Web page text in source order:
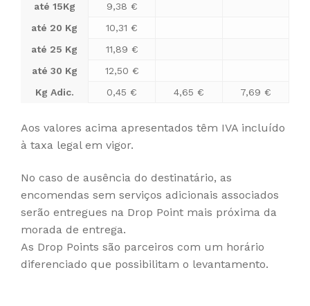
até 15Kg
9,38 €
até 20 Kg
10,31 €
até 25 Kg
11,89 €
até 30 Kg
12,50 €
Kg Adic.
0,45 € 4,65 € 7,69 €
Aos valores acima apresentados têm IVA incluído
à taxa legal em vigor.
No caso de ausência do destinatário, as
encomendas sem serviços adicionais associados
serão entregues na Drop Point mais próxima da
morada de entrega.
As Drop Points são parceiros com um horário
diferenciado que possibilitam o levantamento.